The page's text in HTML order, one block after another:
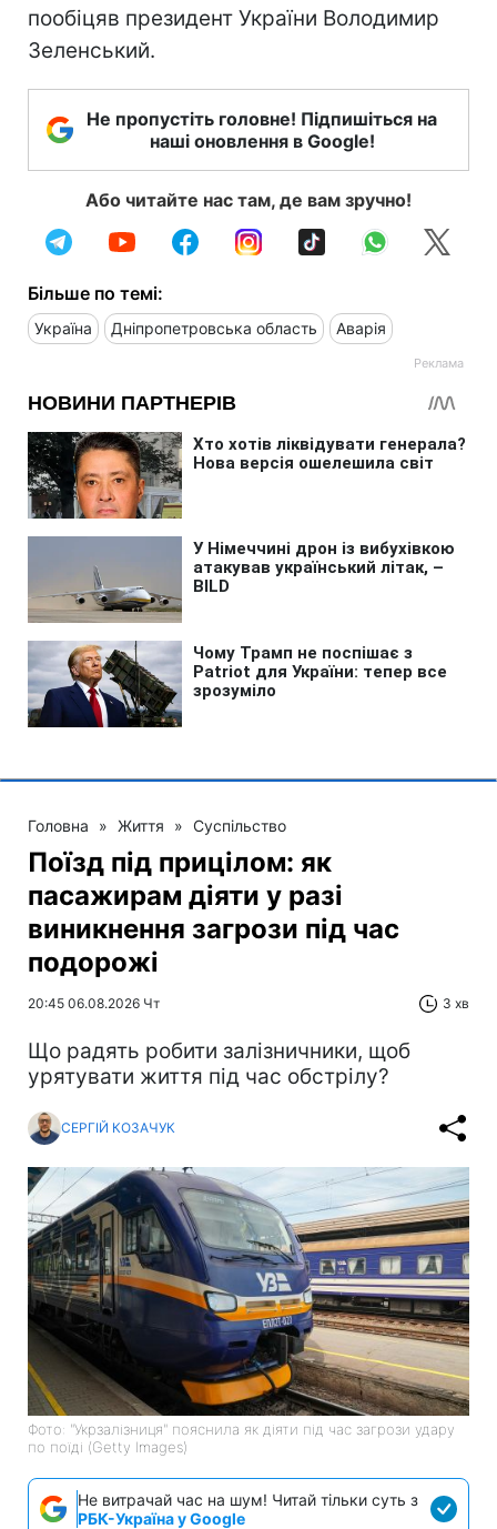
пообіцяв президент України Володимир
Зеленський.
Не пропустіть головне! Підпишіться на
наші оновлення в Google!
Або читайте нас там, де вам зручно!
Більше по темі:
Україна Дніпропетровська область Аварія
Головна » Життя » Суспільство
Поїзд під прицілом: як
пасажирам діяти у разі
виникнення загрози під час
подорожі
20:45 06.08.2026 Чт 3 хв
Що радять робити залізничники, щоб
урятувати життя під час обстрілу?
СЕРГІЙ КОЗАЧУК
Фото: "Укрзалізниця" пояснила як діяти під час загрози удару
по поїді (Getty Images)
Не витрачай час на шум! Читай тільки суть з
РБК-Україна у Google